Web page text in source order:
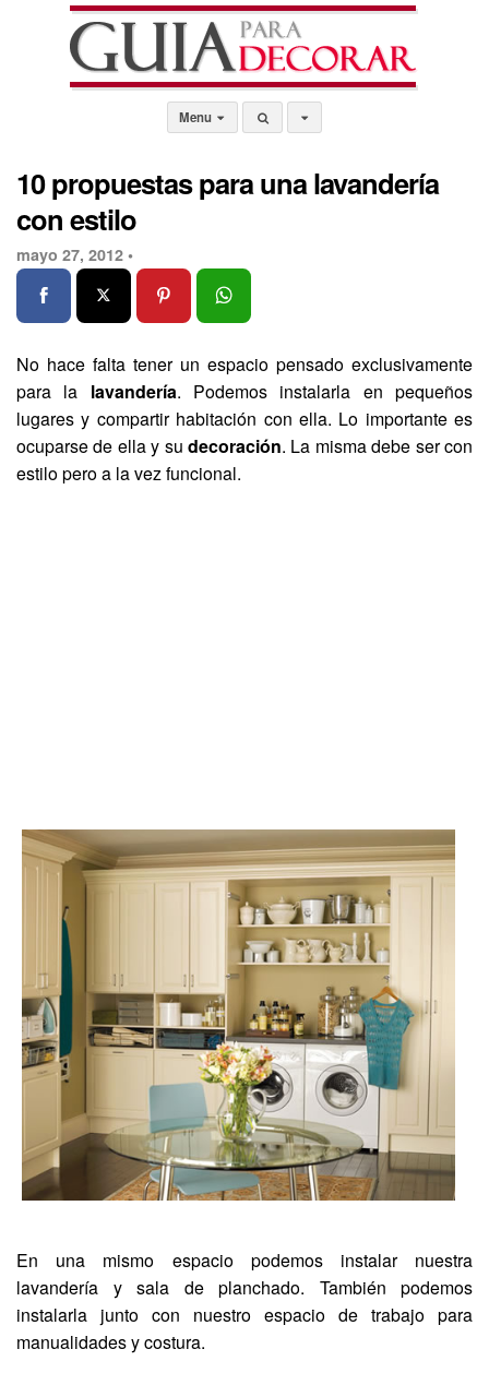
Menu
10 propuestas para una lavandería
con estilo
mayo 27, 2012 •
No hace falta tener un espacio pensado exclusivamente
para la lavandería. Podemos instalarla en pequeños
lugares y compartir habitación con ella. Lo importante es
ocuparse de ella y su decoración. La misma debe ser con
estilo pero a la vez funcional.
En una mismo espacio podemos instalar nuestra
lavandería y sala de planchado. También podemos
instalarla junto con nuestro espacio de trabajo para
manualidades y costura.